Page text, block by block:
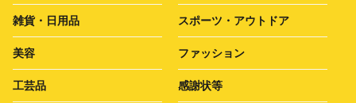
雑貨・日用品 スポーツ・アウトドア
美容 ファッション
工芸品 感謝状等